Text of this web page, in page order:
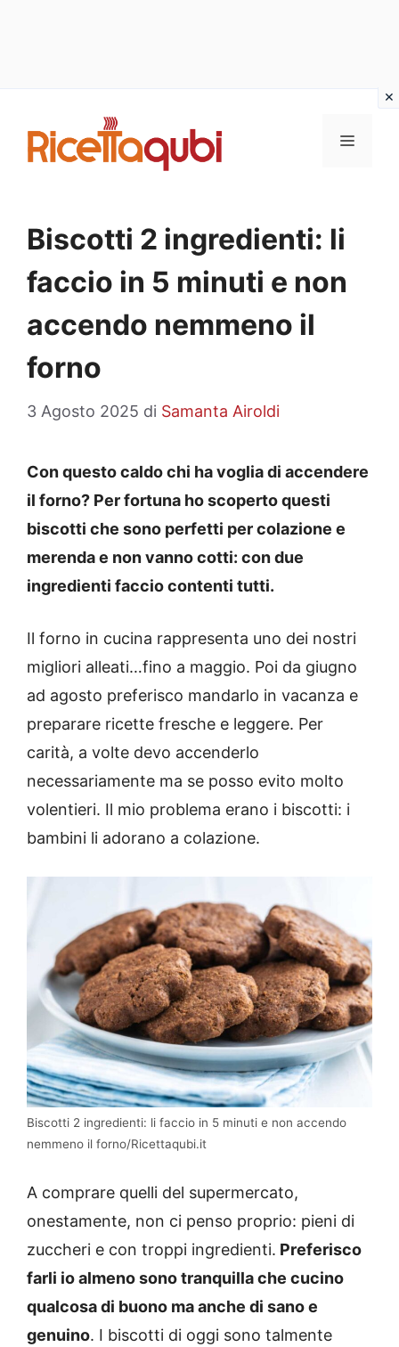
contenuto
MENU
Biscotti 2 ingredienti: li
faccio in 5 minuti e non
accendo nemmeno il
forno
3 Agosto 2025 di Samanta Airoldi
Con questo caldo chi ha voglia di accendere
il forno? Per fortuna ho scoperto questi
biscotti che sono perfetti per colazione e
merenda e non vanno cotti: con due
ingredienti faccio contenti tutti.
Il forno in cucina rappresenta uno dei nostri
migliori alleati…fino a maggio. Poi da giugno
ad agosto preferisco mandarlo in vacanza e
preparare ricette fresche e leggere. Per
carità, a volte devo accenderlo
necessariamente ma se posso evito molto
volentieri. Il mio problema erano i biscotti: i
bambini li adorano a colazione.
Biscotti 2 ingredienti: li faccio in 5 minuti e non accendo
nemmeno il forno/Ricettaqubi.it
A comprare quelli del supermercato,
onestamente, non ci penso proprio: pieni di
zuccheri e con troppi ingredienti. Preferisco
farli io almeno sono tranquilla che cucino
qualcosa di buono ma anche di sano e
genuino. I biscotti di oggi sono talmente